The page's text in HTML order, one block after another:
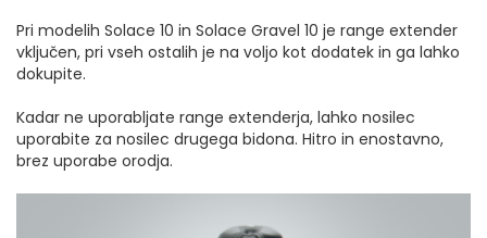
Pri modelih Solace 10 in Solace Gravel 10 je range extender
vključen, pri vseh ostalih je na voljo kot dodatek in ga lahko
dokupite.
Kadar ne uporabljate range extenderja, lahko nosilec
uporabite za nosilec drugega bidona. Hitro in enostavno,
brez uporabe orodja.